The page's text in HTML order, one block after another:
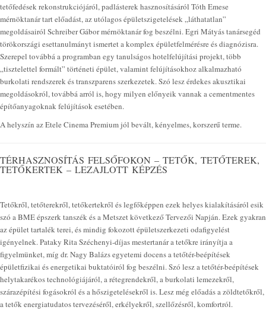
tetőfedések rekonstrukciójáról, padlásterek hasznosításáról Tóth Emese
mérnöktanár tart előadást, az utólagos épületszigetelések „láthatatlan”
megoldásairól Schreiber Gábor mérnöktanár fog beszélni. Egri Mátyás tanársegéd
törökországi esettanulmányt ismertet a komplex épületfelmérésre és diagnózisra.
Szerepel továbbá a programban egy tanulságos hotelfelújítási projekt, több
„tisztelettel formált” történeti épület, valamint felújításokhoz alkalmazható
burkolati rendszerek és transzparens szerkezetek. Szó lesz érdekes akusztikai
megoldásokról, továbbá arról is, hogy milyen előnyeik vannak a cementmentes
építőanyagoknak felújítások esetében.
A helyszín az Etele Cinema Premium jól bevált, kényelmes, korszerű terme.
TÉRHASZNOSÍTÁS FELSŐFOKON – TETŐK, TETŐTEREK,
TETŐKERTEK – LEZAJLOTT KÉPZÉS
Tetőkről, tetőterekről, tetőkertekről és legfőképpen ezek helyes kialakításáról esik
szó a BME épszerk tanszék és a Metszet következő Tervezői Napján. Ezek gyakran
az épület tartalék terei, és mindig fokozott épületszerkezeti odafigyelést
igényelnek. Pataky Rita Széchenyi-díjas mestertanár a tetőkre irányítja a
figyelmünket, míg dr. Nagy Balázs egyetemi docens a tetőtér-beépítések
épületfizikai és energetikai buktatóiról fog beszélni. Szó lesz a tetőtér-beépítések
helytakarékos technológiájáról, a rétegrendekről, a burkolati lemezekről,
szárazépítési fogásokról és a hőszigetelésekről is. Lesz még előadás a zöldtetőkről,
a tetők energiatudatos tervezéséről, erkélyekről, szellőzésről, komfortról.